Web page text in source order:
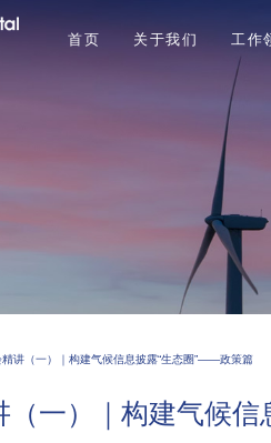
首页 关于我们 工作
精讲（一）｜构建气候信息披露“生态圈”——政策篇
（一）｜构建气候